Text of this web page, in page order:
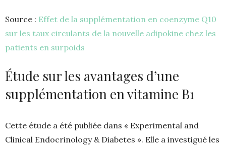
Source : Effet de la supplémentation en coenzyme Q10
sur les taux circulants de la nouvelle adipokine chez les
patients en surpoids
Étude sur les avantages d’une
supplémentation en vitamine B1
Cette étude a été publiée dans « Experimental and
Clinical Endocrinology & Diabetes ». Elle a investigué les